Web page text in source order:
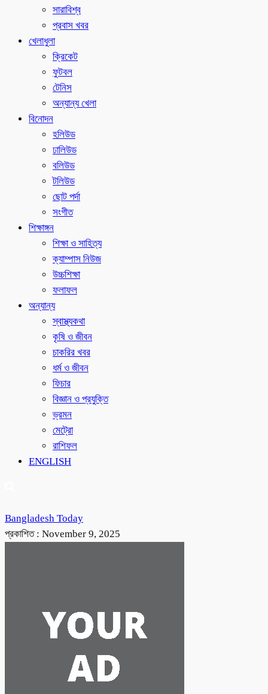
সারাবিশ্ব
প্রবাস খবর
খেলাধুলা
ক্রিকেট
ফুটবল
টেনিস
অন্যান্য খেলা
বিনোদন
হলিউড
ঢালিউড
বলিউড
টলিউড
ছোট পর্দা
সংগীত
শিক্ষাঙ্গন
শিক্ষা ও সাহিত্য
ক্যাম্পাস নিউজ
উচ্চশিক্ষা
ফলাফল
অন্যান্য
স্বাস্থ্যকথা
কৃষি ও জীবন
চাকরির খবর
ধর্ম ও জীবন
ফিচার
বিজ্ঞান ও প্রযুক্তি
ভ্রমন
মেট্রো
রাশিফল
ENGLISH
Bangladesh Today
প্রকাশিত : November 9, 2025